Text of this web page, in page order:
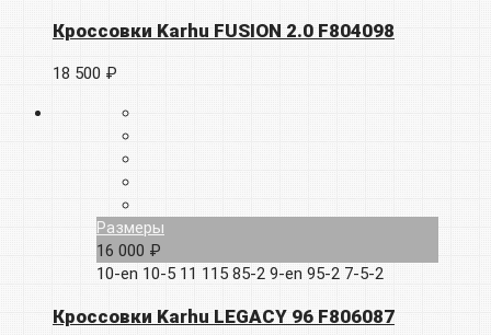
Кроссовки Karhu FUSION 2.0 F804098
18 500 ₽
Размеры
16 000 ₽
10-en 10-5 11 115 85-2 9-en 95-2 7-5-2
Кроссовки Karhu LEGACY 96 F806087